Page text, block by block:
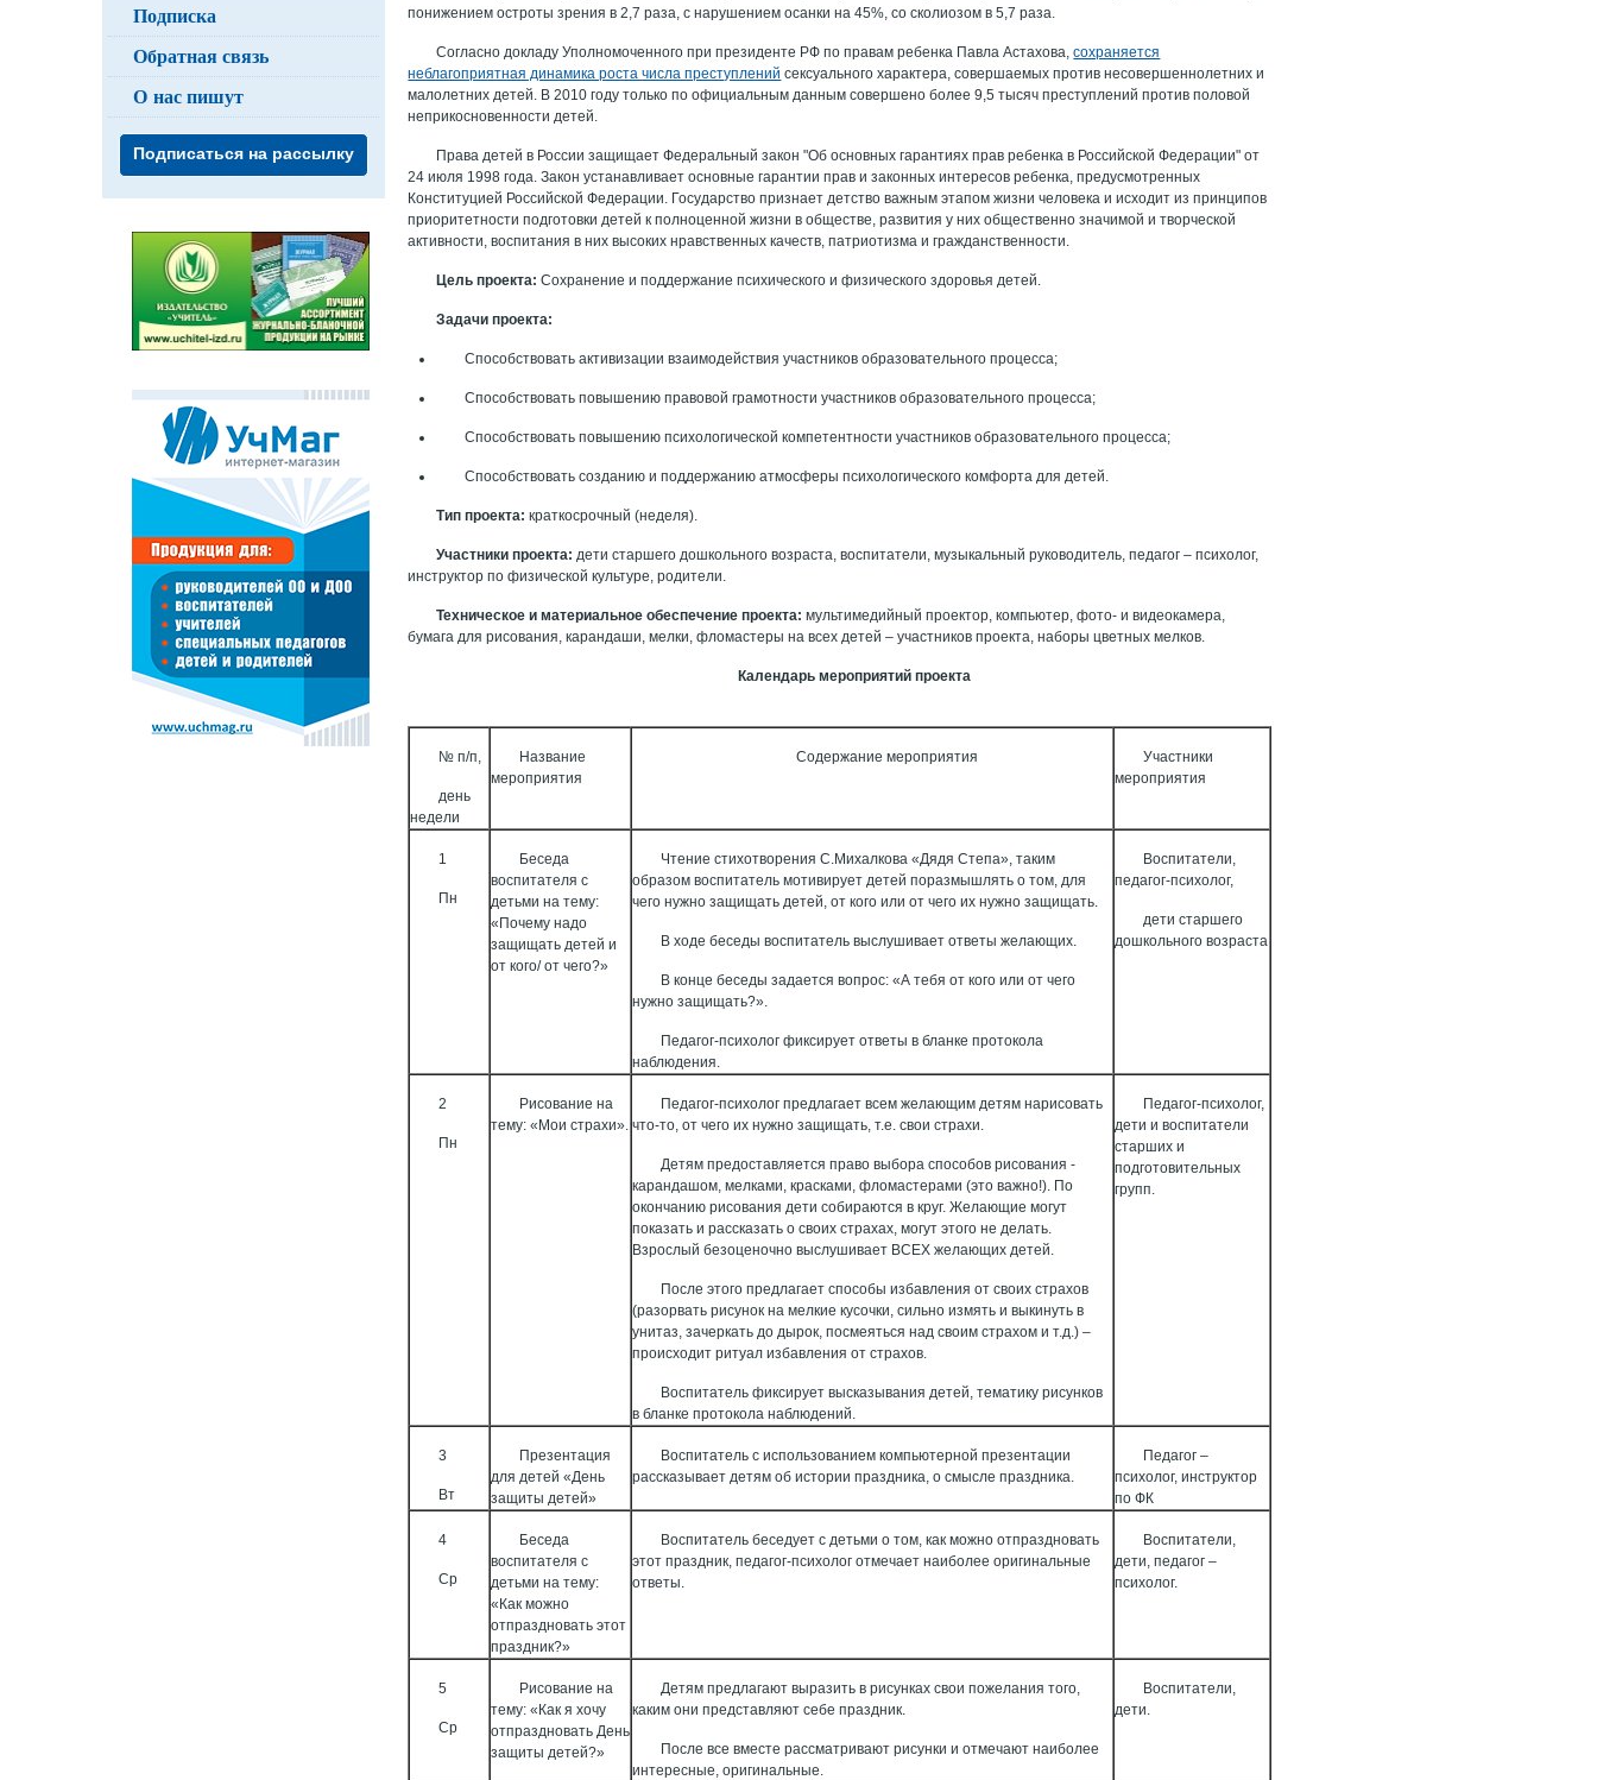
понижением остроты зрения в 2,7 раза, с нарушением осанки на 45%, со сколиозом в 5,7 раза.
Согласно докладу Уполномоченного при президенте РФ по правам ребенка Павла Астахова,сохраняется
неблагоприятная динамика роста числа преступлений сексуального характера, совершаемых против несовершеннолетних и
малолетних детей. В 2010 году только по официальным данным совершено более 9,5 тысяч преступлений против половой
неприкосновенности детей.
Права детей в России защищает Федеральный закон "Об основных гарантиях прав ребенка в Российской Федерации" от
24 июля 1998 года. Закон устанавливает основные гарантии прав и законных интересов ребенка, предусмотренных
Конституцией Российской Федерации. Государство признает детство важным этапом жизни человека и исходит из принципов
приоритетности подготовки детей к полноценной жизни в обществе, развития у них общественно значимой и творческой
активности, воспитания в них высоких нравственных качеств, патриотизма и гражданственности.
Цель проекта: Сохранение и поддержание психического и физического здоровья детей.
Задачи проекта:
Способствовать активизации взаимодействия участников образовательного процесса;
Способствовать повышению правовой грамотности участников образовательного процесса;
Способствовать повышению психологической компетентности участников образовательного процесса;
Способствовать созданию и поддержанию атмосферы психологического комфорта для детей.
Тип проекта: краткосрочный (неделя).
Участники проекта:дети старшего дошкольного возраста, воспитатели, музыкальный руководитель, педагог – психолог,
инструктор по физической культуре, родители.
Техническое и материальное обеспечение проекта: мультимедийный проектор, компьютер, фото- и видеокамера,
бумага для рисования, карандаши, мелки, фломастеры на всех детей – участников проекта, наборы цветных мелков.
Календарь мероприятий проекта
№ п/п,
день
недели
Название
мероприятия
Содержание мероприятия
Участники
мероприятия
1
Пн
Беседа
воспитателя с
детьми на тему:
«Почему надо
защищать детей и
от кого/ от чего?»
Чтение стихотворения С.Михалкова «Дядя Степа», таким
образом воспитатель мотивирует детей поразмышлять о том, для
чего нужно защищать детей, от кого или от чего их нужно защищать.
В ходе беседы воспитатель выслушивает ответы желающих.
В конце беседы задается вопрос: «А тебя от кого или от чего
нужно защищать?».
Педагог-психолог фиксирует ответы в бланке протокола
наблюдения.
Воспитатели,
педагог-психолог,
дети старшего
дошкольного возраста
2
Пн
Рисование на
тему: «Мои страхи».
Педагог-психолог предлагает всем желающим детям нарисовать
что-то, от чего их нужно защищать, т.е. свои страхи.
Детям предоставляется право выбора способов рисования -
карандашом, мелками, красками, фломастерами (это важно!). По
окончанию рисования дети собираются в круг. Желающие могут
показать и рассказать о своих страхах, могут этого не делать.
Взрослый безоценочно выслушивает ВСЕХ желающих детей.
После этого предлагает способы избавления от своих страхов
(разорвать рисунок на мелкие кусочки, сильно измять и выкинуть в
унитаз, зачеркать до дырок, посмеяться над своим страхом и т.д.) –
происходит ритуал избавления от страхов.
Воспитатель фиксирует высказывания детей, тематику рисунков
в бланке протокола наблюдений.
Педагог-психолог,
дети и воспитатели
старших и
подготовительных
групп.
3
Вт
Презентация
для детей «День
защиты детей»
Воспитатель с использованием компьютерной презентации
рассказывает детям об истории праздника, о смысле праздника.
Педагог –
психолог, инструктор
по ФК
4
Ср
Беседа
воспитателя с
детьми на тему:
«Как можно
отпраздновать этот
праздник?»
Воспитатель беседует с детьми о том, как можно отпраздновать
этот праздник, педагог-психолог отмечает наиболее оригинальные
ответы.
Воспитатели,
дети, педагог –
психолог.
5
Ср
Рисование на
тему: «Как я хочу
отпраздновать День
защиты детей?»
Детям предлагают выразить в рисунках свои пожелания того,
каким они представляют себе праздник.
После все вместе рассматривают рисунки и отмечают наиболее
интересные, оригинальные.
Воспитатели,
дети.
Подписка
Обратная связь
О нас пишут
Подписаться на рассылку